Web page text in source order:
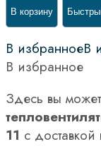
В корзину
В избранноеВ
В избранное
Здесь вы
11 с доставкой